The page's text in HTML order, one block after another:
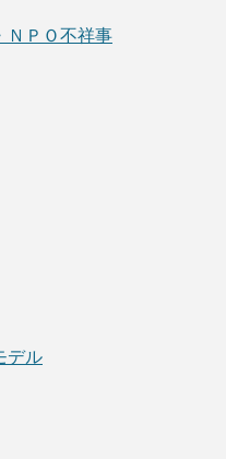
ＮＰＯ不祥事
デル